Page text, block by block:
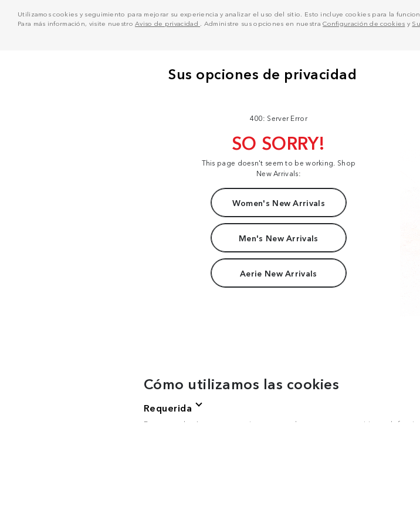
Utilizamos cookies y seguimiento para mejorar su experiencia y analizar el uso del sitio. Esto incluye cookies para la
Para más información, visite nuestroAviso de privacidad . Administre sus opciones en nuestraConfiguración de cookies y
400: Server Error
SO SORRY!
This page doesn't seem to be working. Shop
New Arrivals:
Women's New Arrivals
Men's New Arrivals
Aerie New Arrivals